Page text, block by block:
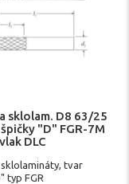
sklolam. D8 63/25
"D" FGR-7M
DLC
tvar
typ FGR